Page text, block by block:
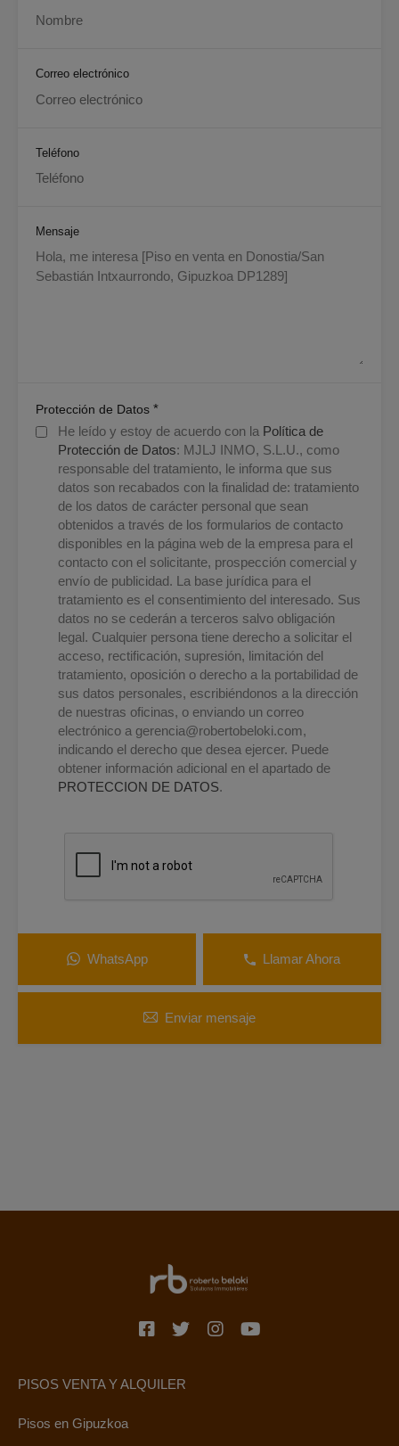
Correo electrónico
Teléfono
Mensaje
Protección de Datos *
He leído y estoy de acuerdo con la Política de
Protección de Datos: MJLJ INMO, S.L.U., como
responsable del tratamiento, le informa que sus
datos son recabados con la finalidad de: tratamiento
de los datos de carácter personal que sean
obtenidos a través de los formularios de contacto
disponibles en la página web de la empresa para el
contacto con el solicitante, prospección comercial y
envío de publicidad. La base jurídica para el
tratamiento es el consentimiento del interesado. Sus
datos no se cederán a terceros salvo obligación
legal. Cualquier persona tiene derecho a solicitar el
acceso, rectificación, supresión, limitación del
tratamiento, oposición o derecho a la portabilidad de
sus datos personales, escribiéndonos a la dirección
de nuestras oficinas, o enviando un correo
electrónico a gerencia@robertobeloki.com,
indicando el derecho que desea ejercer. Puede
obtener información adicional en el apartado de
PROTECCION DE DATOS.
WhatsApp Llamar Ahora
Enviar mensaje
PISOS VENTA Y ALQUILER
Pisos en Gipuzkoa